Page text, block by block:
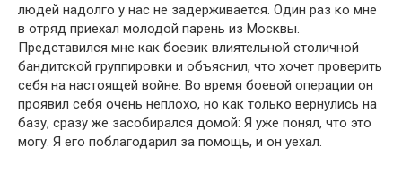
людей надолго у нас не задерживается. Один раз ко мне
в отряд приехал молодой парень из Москвы.
Представился мне как боевик влиятельной столичной
бандитской группировки и объяснил, что хочет проверить
себя на настоящей войне. Во время боевой операции он
проявил себя очень неплохо, но как только вернулись на
базу, сразу же засобирался домой: Я уже понял, что это
могу. Я его поблагодарил за помощь, и он уехал.